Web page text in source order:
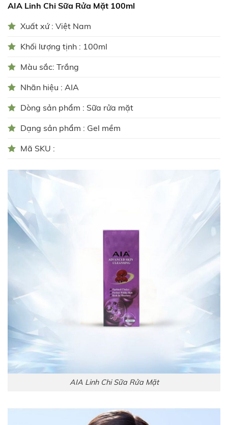
AIA Linh Chi Sữa Rửa Mặt 100ml
Xuất xứ : Việt Nam
Khối lượng tịnh : 100ml
Màu sắc: Trắng
Nhãn hiệu : AIA
Dòng sản phẩm : Sữa rửa mặt
Dạng sản phẩm : Gel mềm
Mã SKU :
AIA Linh Chi Sữa Rửa Mặt